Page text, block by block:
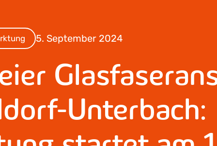
5. September 2024
Unterbach: